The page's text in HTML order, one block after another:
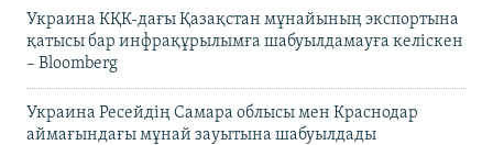
Украина КҚК-дағы Қазақстан мұнайының экспортына
қатысы бар инфрақұрылымға шабуылдамауға келіскен
– Bloomberg
Украина Ресейдің Самара облысы мен Краснодар
аймағындағы мұнай зауытына шабуылдады